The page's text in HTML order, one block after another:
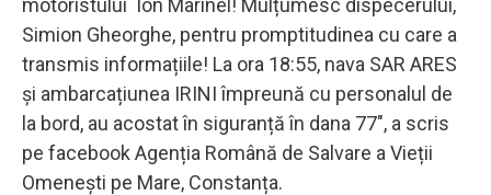
Simion Gheorghe, pentru promptitudinea cu care a
transmis informațiile! La ora 18:55, nava SAR ARES
și ambarcațiunea IRINI împreună cu personalul de
la bord, au acostat în siguranță în dana 77", a scris
pe facebook Agenția Română de Salvare a Vieții
Omenești pe Mare, Constanța.